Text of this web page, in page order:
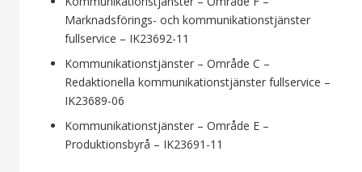
Marknadsförings- och kommunikationstjänster
fullservice – IK23692-11
Kommunikationstjänster – Område C –
Redaktionella kommunikationstjänster fullservice –
IK23689-06
Kommunikationstjänster – Område E –
Produktionsbyrå – IK23691-11